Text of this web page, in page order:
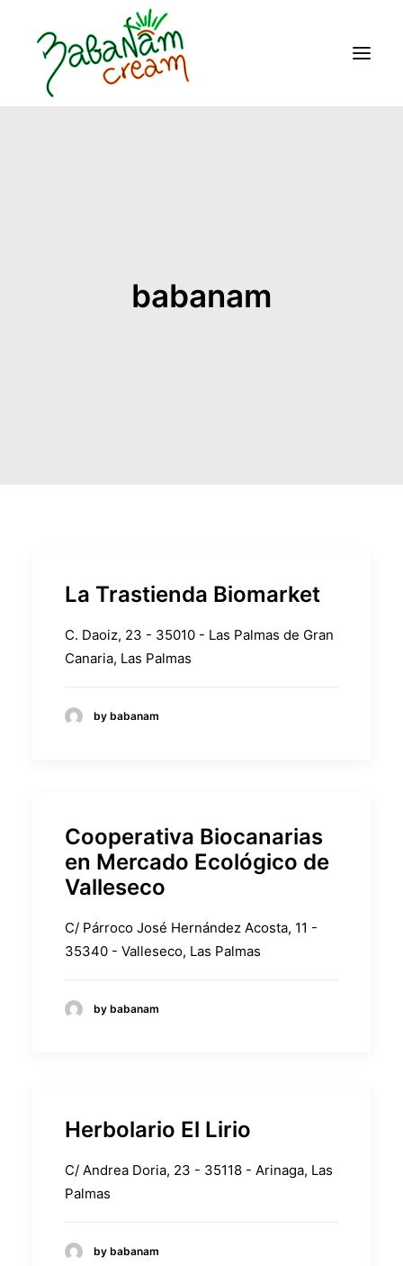
babanam
La Trastienda Biomarket
C. Daoiz, 23 - 35010 - Las Palmas de Gran
Canaria, Las Palmas
by babanam
Cooperativa Biocanarias
en Mercado Ecológico de
Valleseco
C/ Párroco José Hernández Acosta, 11 -
35340 - Valleseco, Las Palmas
by babanam
Herbolario El Lirio
C/ Andrea Doria, 23 - 35118 - Arinaga, Las
Palmas
by babanam